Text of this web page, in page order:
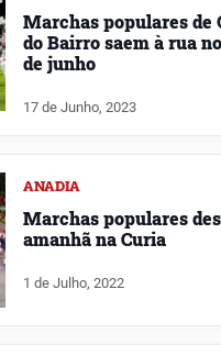
Marchas populares de
do Bairro saem à rua
de junho
17 de Junho, 2023
ANADIA
Marchas populares
amanhã na Curia
1 de Julho, 2022